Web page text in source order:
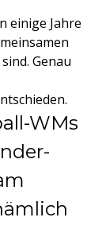
einige Jahre
Genau
WMs